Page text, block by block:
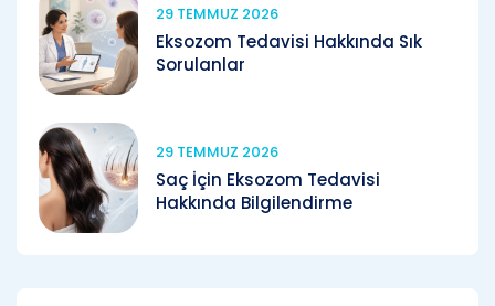
29 TEMMUZ 2026
Eksozom Tedavisi Hakkında Sık
Sorulanlar
29 TEMMUZ 2026
Saç İçin Eksozom Tedavisi
Hakkında Bilgilendirme